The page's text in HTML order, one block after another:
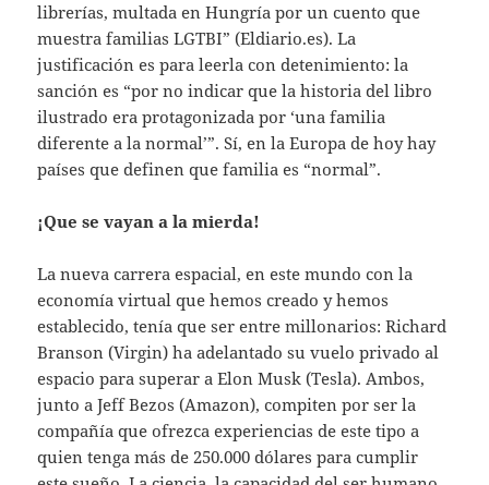
librerías, multada en Hungría por un cuento que
muestra familias LGTBI” (Eldiario.es). La
justificación es para leerla con detenimiento: la
sanción es “por no indicar que la historia del libro
ilustrado era protagonizada por ‘una familia
diferente a la normal’”. Sí, en la Europa de hoy hay
países que definen que familia es “normal”.
¡Que se vayan a la mierda!
La nueva carrera espacial, en este mundo con la
economía virtual que hemos creado y hemos
establecido, tenía que ser entre millonarios: Richard
Branson (Virgin) ha adelantado su vuelo privado al
espacio para superar a Elon Musk (Tesla). Ambos,
junto a Jeff Bezos (Amazon), compiten por ser la
compañía que ofrezca experiencias de este tipo a
quien tenga más de 250.000 dólares para cumplir